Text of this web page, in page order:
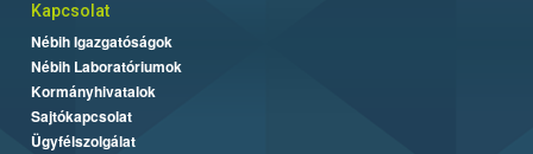
Kapcsolat
Nébih Igazgatóságok
Nébih Laboratóriumok
Kormányhivatalok
Sajtókapcsolat
Ügyfélszolgálat